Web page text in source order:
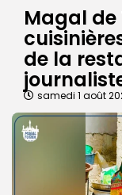
Magal de
de la
samedi 1 août